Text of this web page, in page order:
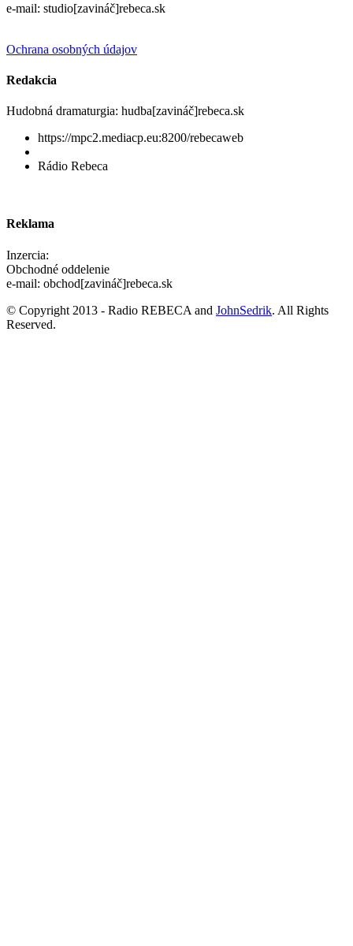
e-mail: studio[zavináč]rebeca.sk
Ochrana osobných údajov
Redakcia
Hudobná dramaturgia: hudba[zavináč]rebeca.sk
https://mpc2.mediacp.eu:8200/rebecaweb
Rádio Rebeca
Reklama
Inzercia:
Obchodné oddelenie
e-mail: obchod[zavináč]rebeca.sk
© Copyright 2013 - Radio REBECA and JohnSedrik. All Rights
Reserved.